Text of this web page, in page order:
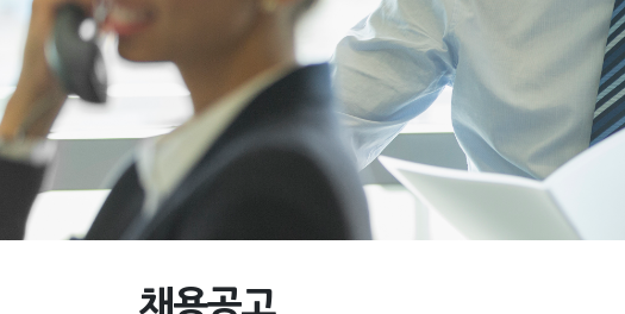
채용공고